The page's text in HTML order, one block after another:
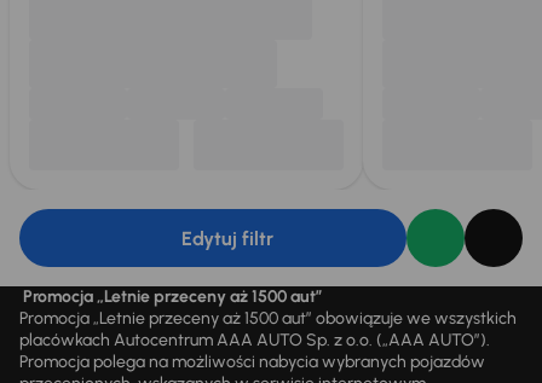
Edytuj filtr
Promocja „Letnie przeceny aż 1500 aut”
Promocja „Letnie przeceny aż 1500 aut” obowiązuje we wszystkich
placówkach Autocentrum AAA AUTO Sp. z o.o. („AAA AUTO”).
Promocja polega na możliwości nabycia wybranych pojazdów